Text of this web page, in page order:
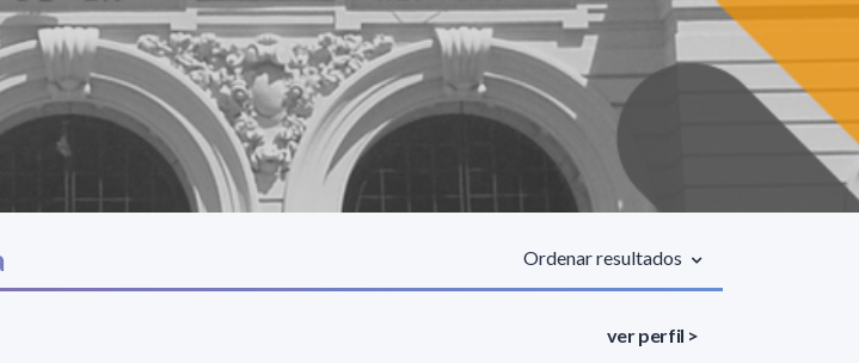
Ordenar resultados
ver perfil >